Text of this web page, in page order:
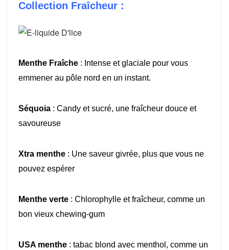
Collection Fraîcheur :
Menthe Fraîche : Intense et glaciale pour vous
emmener au pôle nord en un instant.
Séquoia : Candy et sucré, une fraîcheur douce et
savoureuse
Xtra menthe : Une saveur givrée, plus que vous ne
pouvez espérer
Menthe verte : Chlorophylle et fraîcheur, comme un
bon vieux chewing-gum
USA menthe : tabac blond avec menthol, comme un